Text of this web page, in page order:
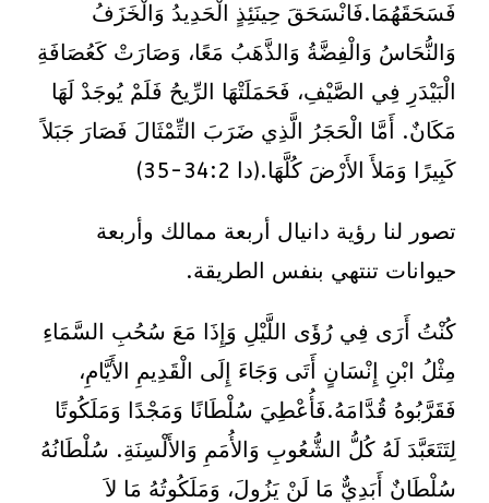
فَسَحَقَهُمَا.فَانْسَحَقَ حِينَئِذٍ الْحَدِيدُ وَالْخَزَفُ
وَالنُّحَاسُ وَالْفِضَّةُ وَالذَّهَبُ مَعًا، وَصَارَتْ كَعُصَافَةِ
الْبَيْدَرِ فِي الصَّيْفِ، فَحَمَلَتْهَا الرِّيحُ فَلَمْ يُوجَدْ لَهَا
مَكَانٌ. أَمَّا الْحَجَرُ الَّذِي ضَرَبَ التِّمْثَالَ فَصَارَ جَبَلاً
كَبِيرًا وَمَلأَ الأَرْضَ كُلَّهَا.(دا 34:2-35)
تصور لنا رؤية دانيال أربعة ممالك وأربعة
حيوانات تنتهي بنفس الطريقة.
كُنْتُ أَرَى فِي رُؤَى اللَّيْلِ وَإِذَا مَعَ سُحُبِ السَّمَاءِ
مِثْلُ ابْنِ إِنْسَانٍ أَتَى وَجَاءَ إِلَى الْقَدِيمِ الأَيَّامِ،
فَقَرَّبُوهُ قُدَّامَهُ.فَأُعْطِيَ سُلْطَانًا وَمَجْدًا وَمَلَكُوتًا
لِتَتَعَبَّدَ لَهُ كُلُّ الشُّعُوبِ وَالأُمَمِ وَالأَلْسِنَةِ. سُلْطَانُهُ
سُلْطَانٌ أَبَدِيٌّ مَا لَنْ يَزُولَ، وَمَلَكُوتُهُ مَا لاَ